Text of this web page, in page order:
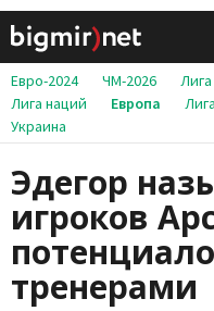
Евро-2024 ЧМ-2026
Лига наций
Европа
Украина
Эдегор
игроков
тренерами